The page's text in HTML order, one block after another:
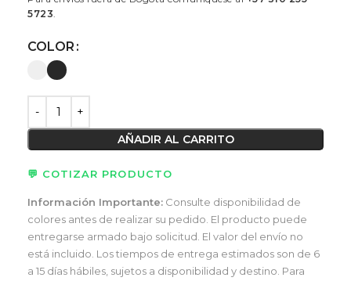
5723.
COLOR
AÑADIR AL CARRITO
💬 COTIZAR PRODUCTO
Información Importante: Consulte disponibilidad de
colores antes de realizar su pedido. El producto puede
entregarse armado bajo solicitud. El valor del envío no
está incluido. Los tiempos de entrega estimados son de 6
a 15 días hábiles, sujetos a disponibilidad y destino. Para